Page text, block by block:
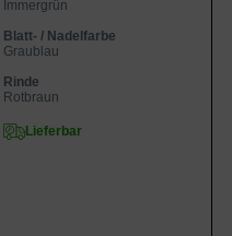
Immergrün
Blatt- / Nadelfarbe
Graublau
Rinde
Rotbraun
Lieferbar